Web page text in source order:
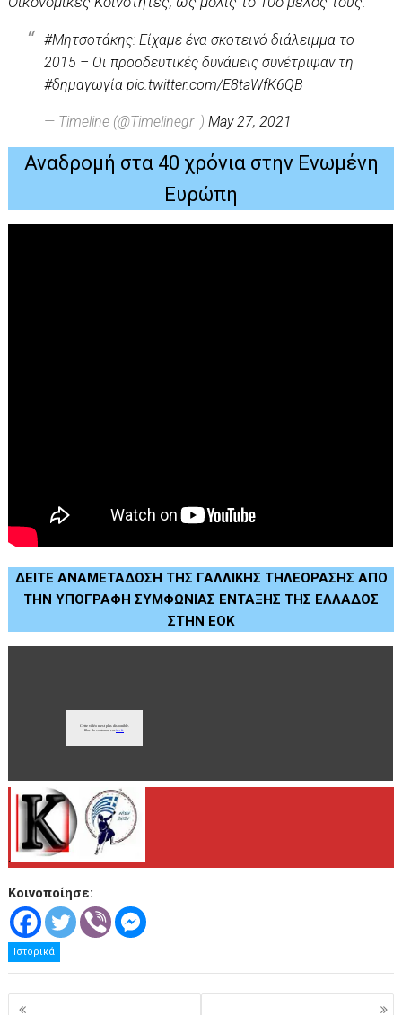
#Μητσοτάκης: Είχαμε ένα σκοτεινό διάλειμμα το
2015 – Οι προοδευτικές δυνάμεις συνέτριψαν τη
#δημαγωγία pic.twitter.com/E8taWfK6QB
— Timeline (@Timelinegr_)May 27, 2021
Αναδρομή στα 40 χρόνια στην Ενωμένη
Ευρώπη
ΔΕΙΤΕ ΑΝΑΜΕΤΑΔΟΣΗ ΤΗΣ ΓΑΛΛΙΚΗΣ ΤΗΛΕΟΡΑΣΗΣ ΑΠΟ
ΤΗΝ ΥΠΟΓΡΑΦΗ ΣΥΜΦΩΝΙΑΣ ΕΝΤΑΞΗΣ ΤΗΣ ΕΛΛΑΔΟΣ
ΣΤΗΝ ΕΟΚ
Κοινοποίησε:
Ιστορικά
Πλοήγηση